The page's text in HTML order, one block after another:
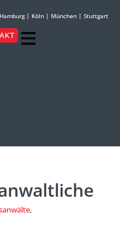
Hamburg| Köln | München | Stuttgart
,